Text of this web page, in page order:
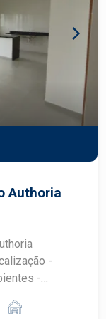
e
vias da
cuidadas.
e venha
tem a
Authoria
-